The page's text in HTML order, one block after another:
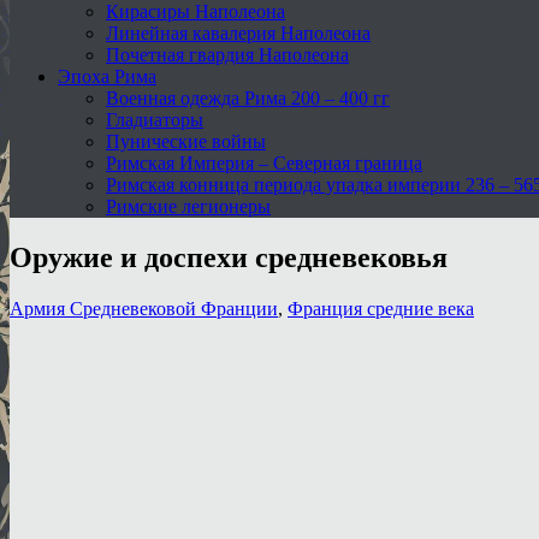
Кирасиры Наполеона
Линейная кавалерия Наполеона
Почетная гвардия Наполеона
Эпоха Рима
Военная одежда Рима 200 – 400 гг
Гладиаторы
Пунические войны
Римская Империя – Северная граница
Римская конница периода упадка империи 236 –
Римские легионеры
Оружие и доспехи средневековья
Армия Средневековой Франции, Франция средние века